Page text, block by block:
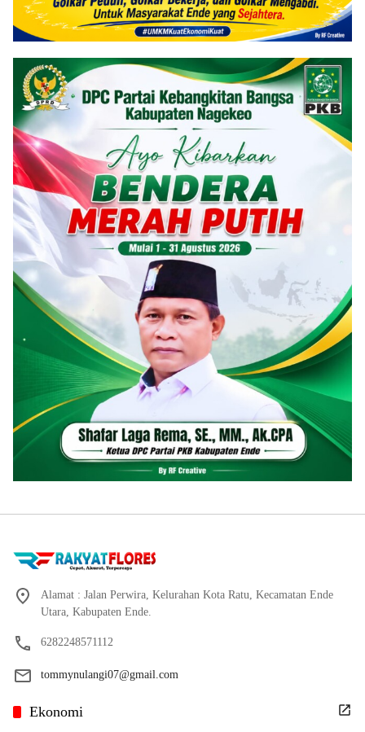
Alamat : Jalan Perwira, Kelurahan Kota Ratu, Kecamatan Ende
Utara, Kabupaten Ende.
6282248571112
tommynulangi07@gmail.com
Ekonomi